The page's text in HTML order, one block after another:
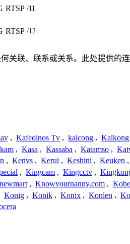
RTSP /11
RTSP /12
何关联、联系或关系。此处提供
, Kafeoinos Tv , kaicong , Kaikong
, Kasa , Kassaba , Katamso ,
, Kenvs , Kerui , Keshini , Keuken ,
, Kingcam , Kingcctv ,
, Knowyournanny.com ,
Konig , Konik , Konix , Konlen ,